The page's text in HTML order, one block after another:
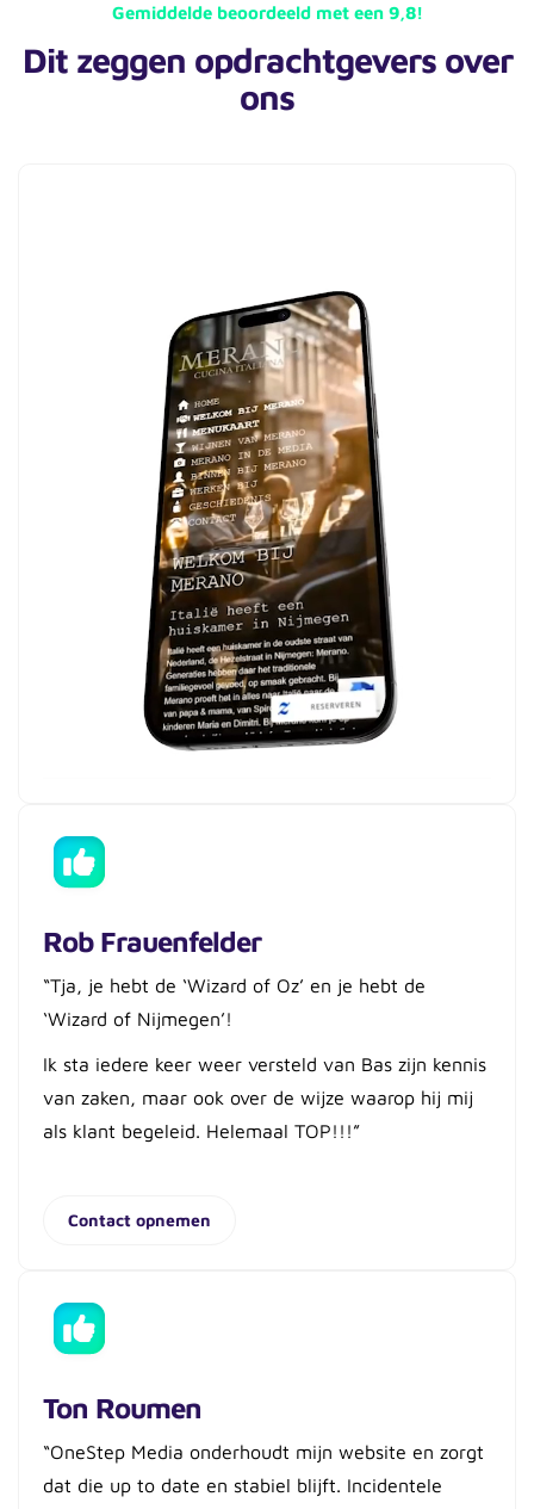
Gemiddelde beoordeeld met een 9,8!
Dit zeggen opdrachtgevers over
ons
Rob Frauenfelder
“Tja, je hebt de ‘Wizard of Oz’ en je hebt de
‘Wizard of Nijmegen’!
Ik sta iedere keer weer versteld van Bas zijn kennis
van zaken, maar ook over de wijze waarop hij mij
als klant begeleid. Helemaal TOP!!!”
Contact opnemen
Ton Roumen
“OneStep Media onderhoudt mijn website en zorgt
dat die up to date en stabiel blijft. Incidentele